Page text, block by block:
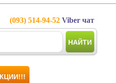
(093) 514-94-52 Viber чат
НАЙТИ